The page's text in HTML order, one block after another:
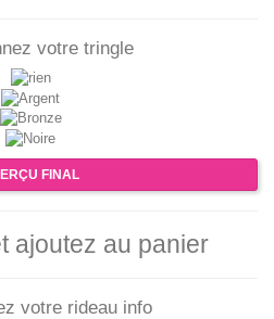
votre tringle
FINAL
ajoutez au panier
votre rideau info